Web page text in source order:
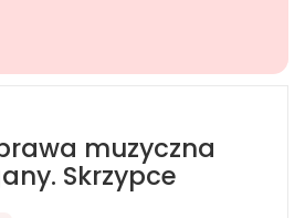
muzyczna
Skrzypce